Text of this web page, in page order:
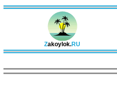
Zakoylok.RU